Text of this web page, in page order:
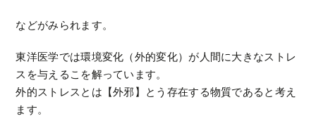
などがみられます。
東洋医学では環境変化（外的変化）が人間に大きなストレ
スを与えるこを解っています。
外的ストレスとは【外邪】とう存在する物質であると考え
ます。